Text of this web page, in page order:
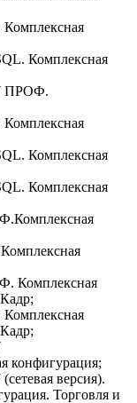
Комплексная
ПРОФ.
Комплексная
Комплексная
Комплексная
конфигурация;
версия).
Торговля и